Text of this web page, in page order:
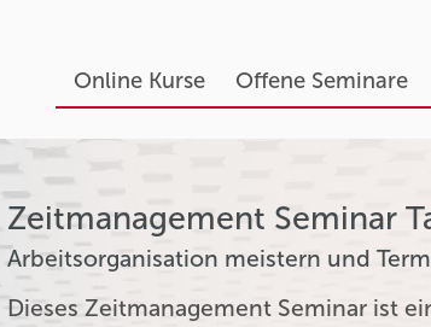
Online Kurse Offene Seminare
Zeitmanagement Seminar
Arbeitsorganisation meistern und
Dieses Zeitmanagement Seminar ist